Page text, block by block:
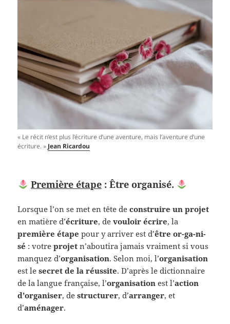
« Le récit n’est plus l’écriture d’une aventure, mais l’aventure d’une
écriture. » Jean Ricardou
Première étape: Être organisé.
Lorsque l’on se met en tête deconstruire un projet
en matière d’écriture, devouloir écrire, la
première étape pour y arriver est d’être or-ga-ni-
sé : votreprojet n’aboutira jamais vraiment si vous
manquez d’organisation. Selon moi, l’organisation
est lesecret de la réussite. D’après le dictionnaire
de la langue française, l’organisation est l’action
d’organiser, destructurer, d’arranger, et
d’aménager.